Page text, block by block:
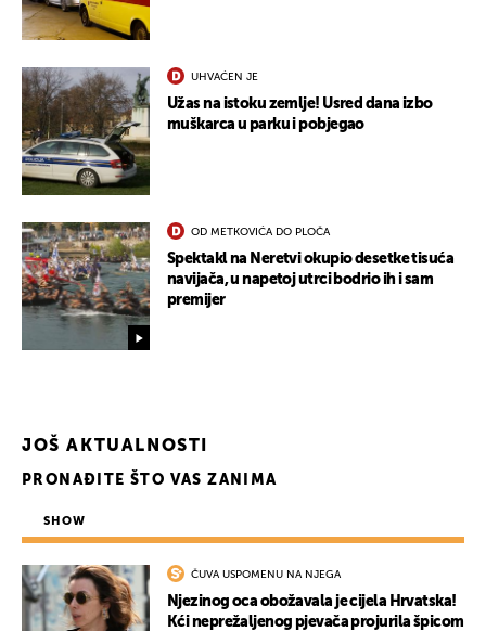
UHVAĆEN JE
Užas na istoku zemlje! Usred dana izbo
muškarca u parku i pobjegao
OD METKOVIĆA DO PLOČA
Spektakl na Neretvi okupio desetke tisuća
navijača, u napetoj utrci bodrio ih i sam
premijer
JOŠ AKTUALNOSTI
PRONAĐITE ŠTO VAS ZANIMA
SHOW
ČUVA USPOMENU NA NJEGA
Njezinog oca obožavala je cijela Hrvatska!
Kći neprežaljenog pjevača projurila špicom
UKLJUČITE NOTIFIKACIJE